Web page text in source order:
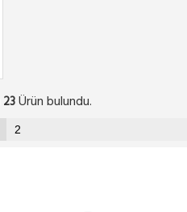
23Ürün bulundu.
2